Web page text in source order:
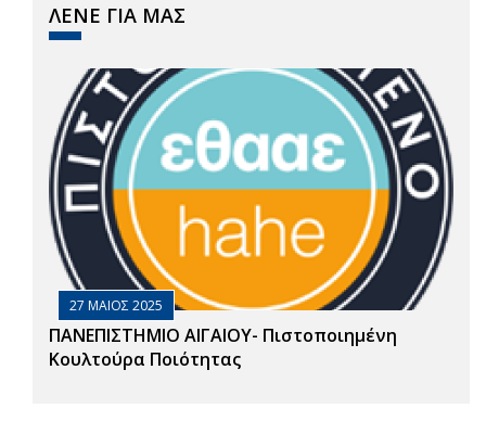
ΛΕΝΕ ΓΙΑ ΜΑΣ
27 ΜΑΙΟΣ 2025
ΠΑΝΕΠΙΣΤΗΜΙΟ ΑΙΓΑΙΟΥ- Πιστοποιημένη
Κουλτούρα Ποιότητας